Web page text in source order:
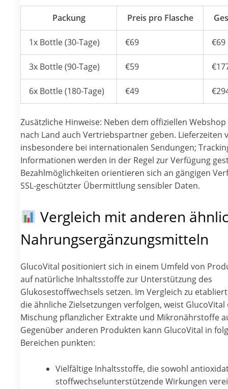
Packung Preis pro Flasche
1x Bottle (30-Tage) €69 €69
3x Bottle (90-Tage) €59
6x Bottle (180-Tage) €49
Zusätzliche Hinweise: Neben dem offiziellen Webshop
nach Land auch Vertriebspartner geben. Lieferzeiten
insbesondere bei internationalen Sendungen;
Informationen werden in der Regel zur Verfügung
Bezahlmöglichkeiten orientieren sich an gängigen
SSL-geschützter Übermittlung sensibler Daten.
Vergleich mit anderen
Nahrungsergänzungsmitteln
GlucoVital positioniert sich in einem Umfeld von
auf natürliche Inhaltsstoffe zur Unterstützung des
Glukosestoffwechsels setzen. Im Vergleich zu
die ähnliche Zielsetzungen verfolgen, weist
Mischung pflanzlicher Extrakte und Mikronährstoffe
Gegenüber anderen Produkten kann GlucoVital in
Bereichen punkten:
Vielfältige Inhaltsstoffe, die sowohl
stoffwechselunterstützende Wirkungen